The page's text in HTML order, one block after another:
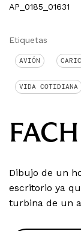
AP_0185_01631
Etiquetas
AVIÓN
VIDA COTIDIANA
FACH
Dibujo de un
escritorio ya
turbina de un